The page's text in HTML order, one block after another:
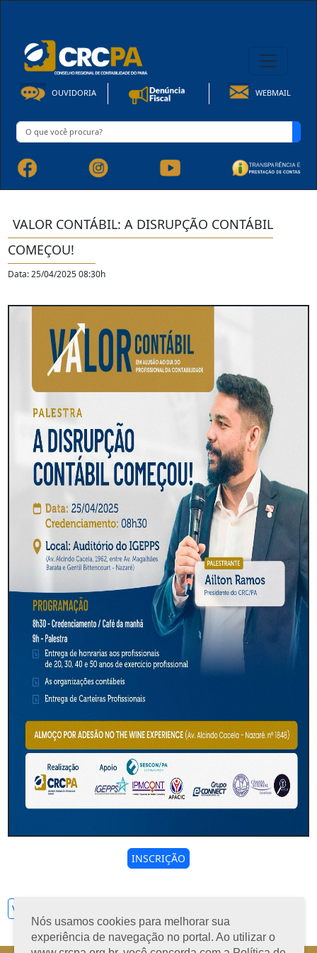
OUVIDORIA WEBMAIL
VALOR CONTÁBIL: A DISRUPÇÃO CONTÁBIL
COMEÇOU!
Data: 25/04/2025 08:30h
INSCRIÇÃO
Ver todos
Nós usamos cookies para melhorar sua
experiência de navegação no portal. Ao utilizar o